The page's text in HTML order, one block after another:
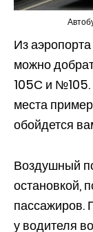
Из
можно
105С и №105.
места
обойдется
Воздушный
остановкой,
пассажиров.
у водителя